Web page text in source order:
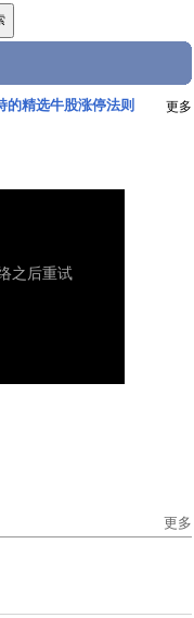
的精选牛股涨停法则 更多
更多